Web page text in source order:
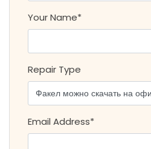
Your Name*
Repair Type
Email Address*